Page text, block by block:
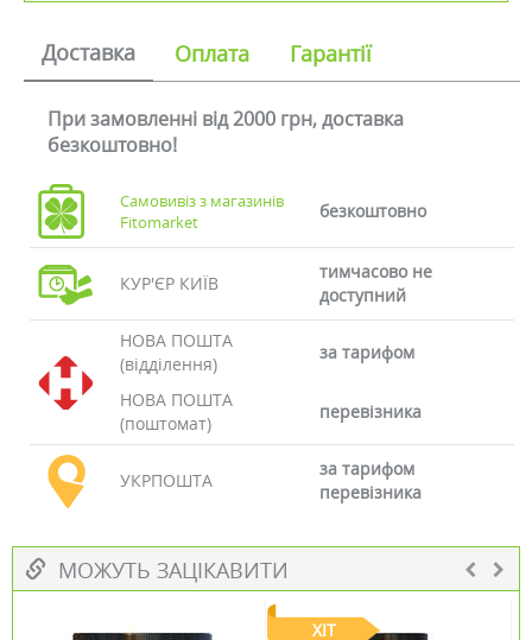
Доставка Оплата Гарантії
При замовленні від 2000 грн, доставка
безкоштовно!
Самовивіз з магазинів
Fitomarket
безкоштовно
КУР'ЄР КИЇВ
тимчасово не
доступний
НОВА ПОШТА
(відділення)
за тарифом
НОВА ПОШТА
(поштомат)
перевізника
УКРПОШТА
за тарифом
перевізника
МОЖУТЬ ЗАЦІКАВИТИ
ХІТ